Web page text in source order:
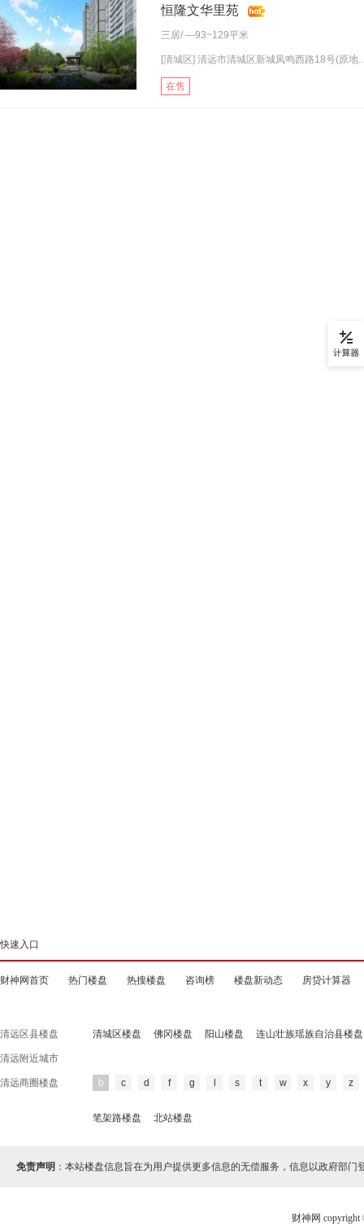
恒隆文华里苑
三居/ —93~129平米
[清城区] 清远市清城区新城凤鸣西路18号(原地
在售
快速入口
财神网首页 热门楼盘 热搜楼盘 咨询榜 楼盘新动态 房贷计算器
清远区县楼盘 清城区楼盘 佛冈楼盘 阳山楼盘 连山壮族瑶族自治县楼盘
清远附近城市
清远商圈楼盘 b c d f g s t w x y z
笔架路楼盘 北站楼盘
免责声明 ：本站楼盘信息旨在为用户提供更多信息的无偿服务，信息以政府部门
财神网